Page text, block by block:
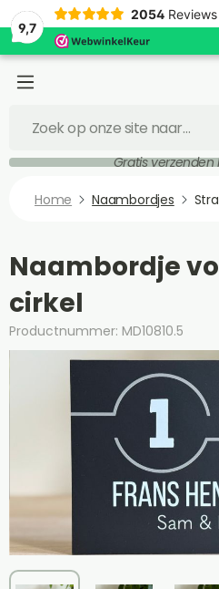
9,7
2054 Reviews
Gratis
Home Naambordjes
Naambordje
cirkel
Productnummer: MD10810.5